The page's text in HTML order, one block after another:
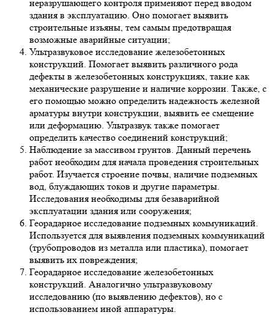
неразрушающего контроля применяют перед вводом
здания в эксплуатацию. Оно помогает выявить
строительные изъяны, тем самым предотвращая
возможные аварийные ситуации;
Ультразвуковое исследование железобетонных
конструкций. Помогает выявить различного рода
дефекты в железобетонных конструкциях, такие как
механические разрушение и наличие коррозии. Также, с
его помощью можно определить надежность железной
арматуры внутри конструкции, выявить ее смещение
или деформацию. Ультразвук также помогает
определить качество соединений конструкций;
Наблюдение за массивом грунтов. Данный перечень
работ необходим для начала проведения строительных
работ. Изучается строение почвы, наличие подземных
вод, блуждающих токов и другие параметры.
Исследования необходимы для безаварийной
эксплуатации здания или сооружения;
Георадарное исследование подземных коммуникаций.
Используется для выявления подземных коммуникаций
(трубопроводов из металла или пластика), помогает
выявить их повреждения;
Георадарное исследование железобетонных
конструкций. Аналогично ультразвуковому
исследованию (по выявлению дефектов), но с
использованием иной аппаратуры.